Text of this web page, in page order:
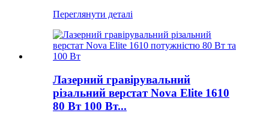
Переглянути деталі
Лазерний гравірувальний
різальний верстат Nova Elite 1610
80 Вт 100 Вт...